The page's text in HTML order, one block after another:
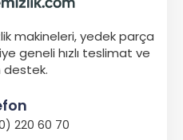
makineleri, yedek parça
geneli hızlı teslimat ve
destek.
220 60 70